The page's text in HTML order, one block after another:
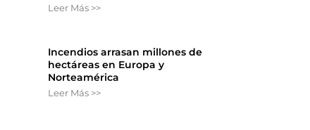
Leer Más >>
Incendios arrasan millones de
hectáreas en Europa y
Norteamérica
Leer Más >>